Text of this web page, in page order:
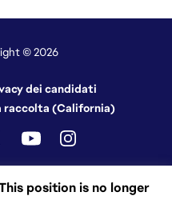
position is no longer
© 2026
dei candidati
raccolta (California)